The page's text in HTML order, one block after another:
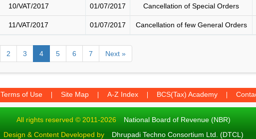
10/VAT/2017 01/07/2017 Cancellation of Special Orders
11/VAT/2017 01/07/2017 Cancellation of few General Orders
2 3 4 5 6 7 Next »
Terms of Use Site Map A-Z Index BCS(Tax) Academy
All rights reserved © 2011-2026 National Board of Revenue (NBR)
Design & Content Developed by Dhrupadi Techno Consortium Ltd. (DTCL)